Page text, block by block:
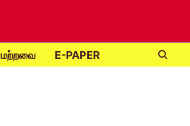
மற்றவை E-PAPER